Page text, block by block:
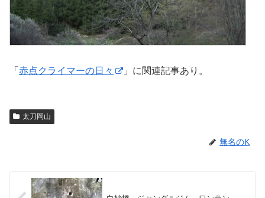
「 赤点クライマーの日々 」に関連記事あり。
太刀岡山
無名のK